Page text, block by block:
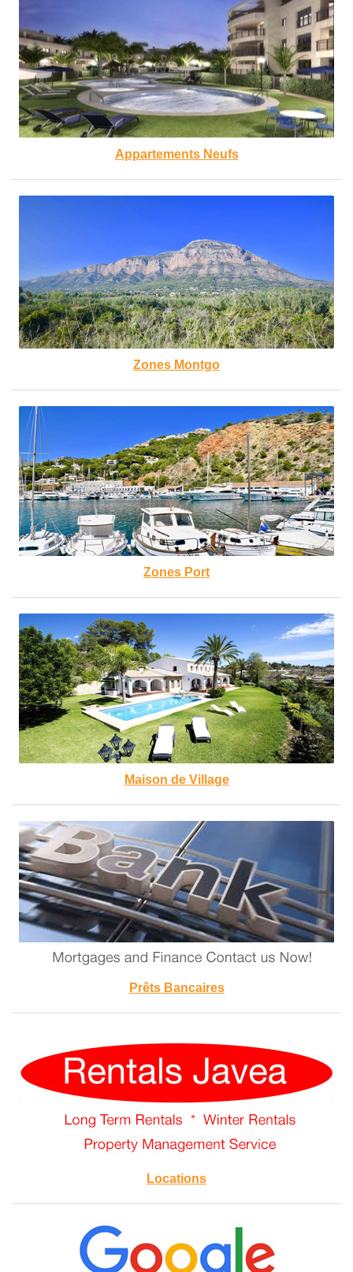
Appartements Neufs
Zones Montgo
Zones Port
Maison de Village
Prêts Bancaires
Locations